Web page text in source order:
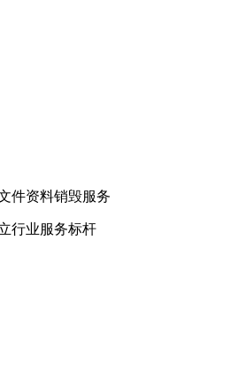
件资料销毁服务
行业服务标杆